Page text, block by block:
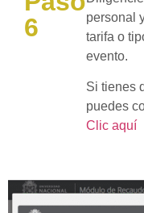
6
personal
tarifa o
evento.
Si tienes
puedes
Clic aquí